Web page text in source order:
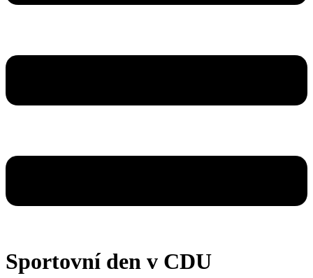
Sportovní den v CDU